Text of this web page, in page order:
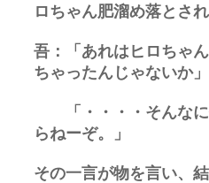
ロちゃん肥溜め落とさ
吾：
「あれはヒロちゃ
ちゃったんじゃないか」
「・・・・そんなに
らねーぞ。」
その一言が物を言い、